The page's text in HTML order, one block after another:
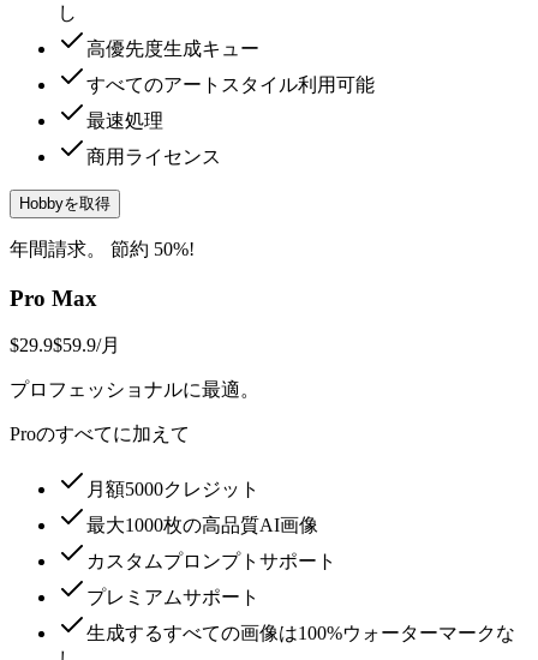
し
高優先度生成キュー
すべてのアートスタイル利用可能
最速処理
商用ライセンス
Hobbyを取得
年間請求。 節約 50%!
Pro Max
$29.9$59.9/月
プロフェッショナルに最適。
Proのすべてに加えて
月額5000クレジット
最大1000枚の高品質AI画像
カスタムプロンプトサポート
プレミアムサポート
生成するすべての画像は100%ウォーターマークな